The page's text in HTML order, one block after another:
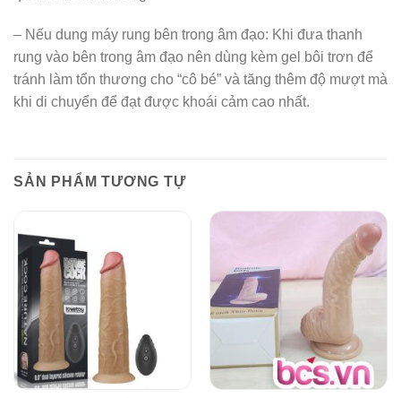
– Nếu dung máy rung bên trong âm đạo: Khi đưa thanh
rung vào bên trong âm đạo nên dùng kèm gel bôi trơn để
tránh làm tổn thương cho “cô bé” và tăng thêm độ mượt mà
khi di chuyển để đạt được khoái cảm cao nhất.
SẢN PHẨM TƯƠNG TỰ